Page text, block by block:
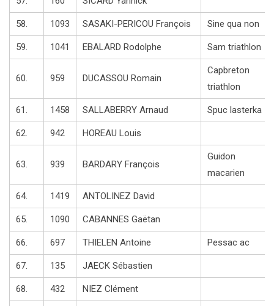
58. 1093 SASAKI-PERICOU François Sine qua non
59. 1041 EBALARD Rodolphe Sam triathlon
60. 959 DUCASSOU Romain
Capbreton
triathlon
61. 1458 SALLABERRY Arnaud Spuc lasterka
62. 942 HOREAU Louis
63. 939 BARDARY François
Guidon
macarien
64. 1419 ANTOLINEZ David
65. 1090 CABANNES Gaëtan
66. 697 THIELEN Antoine Pessac ac
67. 135 JAECK Sébastien
68. 432 NIEZ Clément